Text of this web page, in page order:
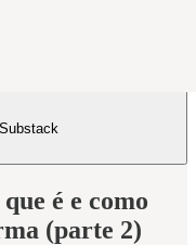
é e como
(parte 2)